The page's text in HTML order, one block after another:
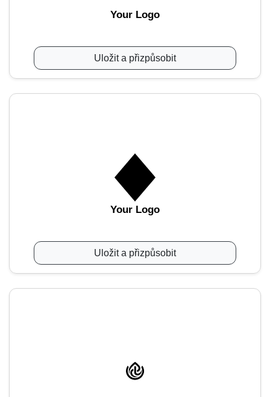
Your Logo
Uložit a přizpůsobit
Your Logo
Uložit a přizpůsobit